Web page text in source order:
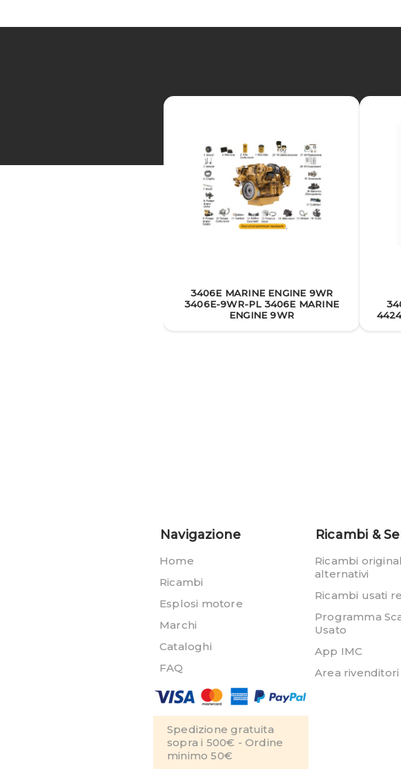
3406E MARINE ENGINE 9WR
3406E-9WR-PL 3406E MARINE
ENGINE 9WR
Navigazione
Home
Ricambi
Esplosi motore
Marchi
Cataloghi
FAQ
Spedizione gratuita
sopra i 500€ - Ordine
minimo 50€
Ricambi &
Ricambi
alternativi
Ricambi usati
Programma
Usato
App IMC
Area rivenditori